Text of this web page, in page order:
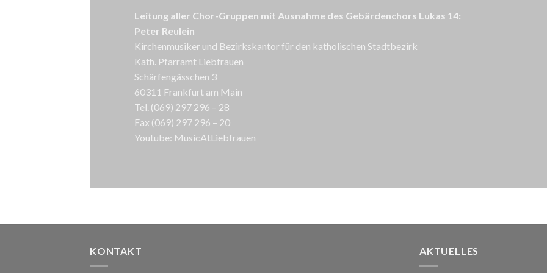
Leitung aller Chor-Gruppen mit Ausnahme des Gebärdenchors Lukas 14:
Peter Reulein
Kirchenmusiker und Bezirkskantor für den katholischen Stadtbezirk
Kath. Pfarramt Liebfrauen
Schärfengässchen 3
60311 Frankfurt am Main
Tel. (069) 297 296 – 28
Fax (069) 297 296 – 20
Youtube: MusicAtLiebfrauen
KONTAKT AKTUELLES